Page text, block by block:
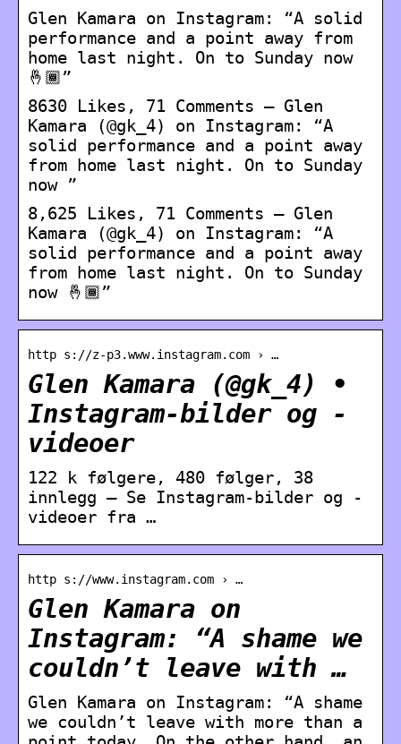
Glen Kamara on Instagram: “A solid
performance and a point away from
home last night. On to Sunday now
🤞🏾”
8630 Likes, 71 Comments – Glen
Kamara (@gk_4) on Instagram: “A
solid performance and a point away
from home last night. On to Sunday
now ”
8,625 Likes, 71 Comments – Glen
Kamara (@gk_4) on Instagram: “A
solid performance and a point away
from home last night. On to Sunday
now 🤞🏾”
http s://z-p3.www.instagram.com › …
Glen Kamara (@gk_4) •
Instagram-bilder og -
videoer
122 k følgere, 480 følger, 38
innlegg – Se Instagram-bilder og -
videoer fra …
http s://www.instagram.com › …
Glen Kamara on
Instagram: “A shame we
couldn’t leave with …
Glen Kamara on Instagram: “A shame
we couldn’t leave with more than a